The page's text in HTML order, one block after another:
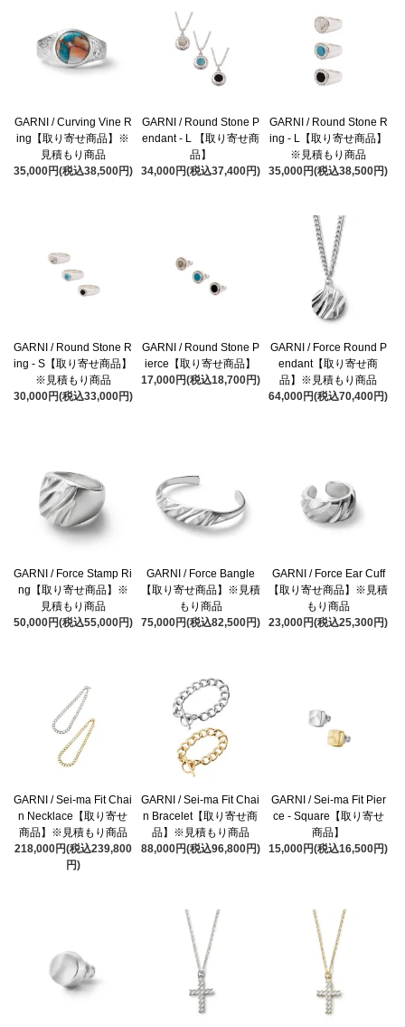
GARNI / Curving Vine R
ing【取り寄せ商品】※
見積もり商品
35,000円(税込38,500円)
GARNI / Round Stone P
endant - L 【取り寄せ商
品】
34,000円(税込37,400円)
GARNI / Round Stone R
ing - L【取り寄せ商品】
※見積もり商品
35,000円(税込38,500円)
GARNI / Round Stone R
ing - S【取り寄せ商品】
※見積もり商品
30,000円(税込33,000円)
GARNI / Round Stone P
ierce【取り寄せ商品】
17,000円(税込18,700円)
GARNI / Force Round P
endant【取り寄せ商
品】※見積もり商品
64,000円(税込70,400円)
GARNI / Force Stamp Ri
ng【取り寄せ商品】※
見積もり商品
50,000円(税込55,000円)
GARNI / Force Bangle
【取り寄せ商品】※見積
もり商品
75,000円(税込82,500円)
GARNI / Force Ear Cuff
【取り寄せ商品】※見積
もり商品
23,000円(税込25,300円)
GARNI / Sei-ma Fit Chai
n Necklace【取り寄せ
商品】※見積もり商品
218,000円(税込239,800
円)
GARNI / Sei-ma Fit Chai
n Bracelet【取り寄せ商
品】※見積もり商品
88,000円(税込96,800円)
GARNI / Sei-ma Fit Pier
ce - Square【取り寄せ
商品】
15,000円(税込16,500円)